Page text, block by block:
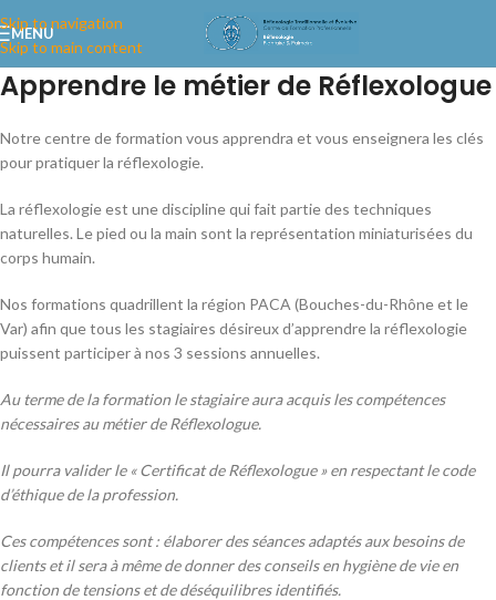
Skip to navigation
Skip to main content
MENU
Apprendre le métier de Réflexologue
Notre centre de formation vous apprendra et vous enseignera les clés
pour pratiquer la réflexologie.
La réflexologie est une discipline qui fait partie des techniques
naturelles. Le pied ou la main sont la représentation miniaturisées du
corps humain.
Nos formations quadrillent la région PACA (Bouches-du-Rhône et le
Var) afin que tous les stagiaires désireux d’apprendre la réflexologie
puissent participer à nos 3 sessions annuelles.
Au terme de la formation le stagiaire aura acquis les compétences
nécessaires au métier de Réflexologue.
Il pourra valider le « Certificat de Réflexologue » en respectant le code
d’éthique de la profession.
Ces compétences sont : élaborer des séances adaptés aux besoins de
clients et il sera à même de donner des conseils en hygiène de vie en
fonction de tensions et de déséquilibres identifiés.